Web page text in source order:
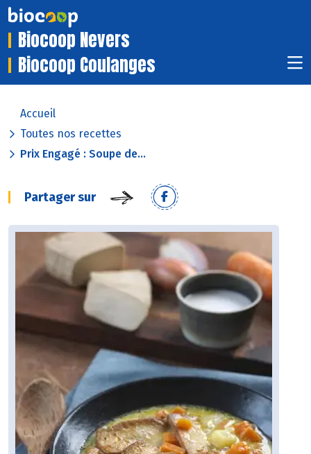
Biocoop Nevers
Biocoop Coulanges
Accueil
Toutes nos recettes
Prix Engagé : Soupe de...
Partager sur